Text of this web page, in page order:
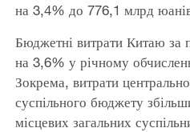
на 3,4% до 776,1 млрд
Бюджетні витрати Китаю за
на 3,6% у річному
Зокрема, витрати
суспільного бюджету
місцевих загальних